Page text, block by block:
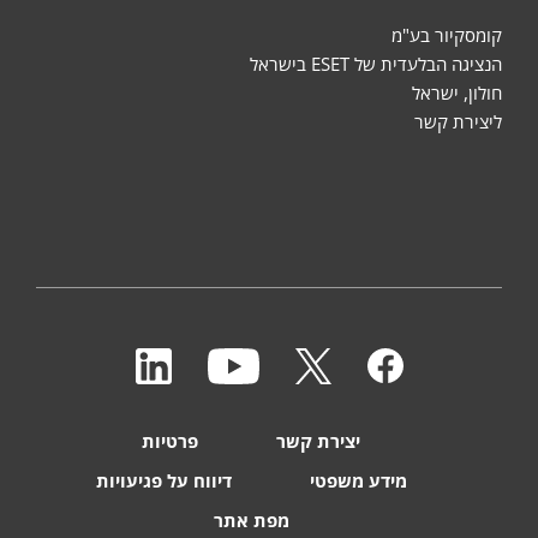
קומסקיור בע"מ
הנציגה הבלעדית של ESET בישראל
חולון, ישראל
ליצירת קשר
יצירת קשר
פרטיות
מידע משפטי
דיווח על פגיעויות
מפת אתר